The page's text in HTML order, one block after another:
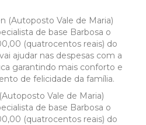
Vale de Maria)
de base Barbosa o
(quatrocentos reais) do